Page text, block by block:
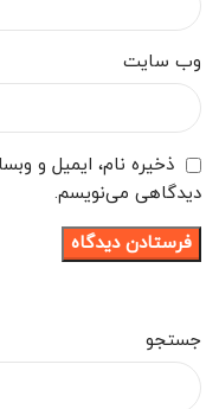
وب‌ سایت
ذخیره نام، ایمیل و
دیدگاهی می‌نویسم.
جستجو